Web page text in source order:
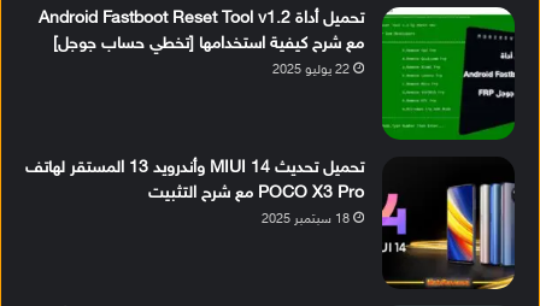
تحميل أداة Android Fastboot Reset Tool v1.2
مع شرح كيفية استخدامها [تخطي حساب جوجل]
22 يوليو 2025
تحميل تحديث MIUI 14 وأندرويد 13 المستقر لهاتف
POCO X3 Pro مع شرح التثبيت
18 سبتمبر 2025